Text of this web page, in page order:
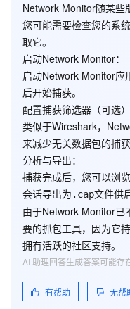
Network Monitor随某些
您可能需要检查您的系
取它。
启动Network Monitor：
启动Network Monitor应
后开始捕获。
配置捕获筛选器 （可选）
类似于Wireshark，
来减少无关数据包的捕获
分析与导出：
捕获完成后，您可以浏
会话导出为 .cap文件供
由于Network Monitor已
要的抓包工具，因为它
拥有活跃的社区支持。
有帮助 无帮
AI 助理回答生成答案可能存